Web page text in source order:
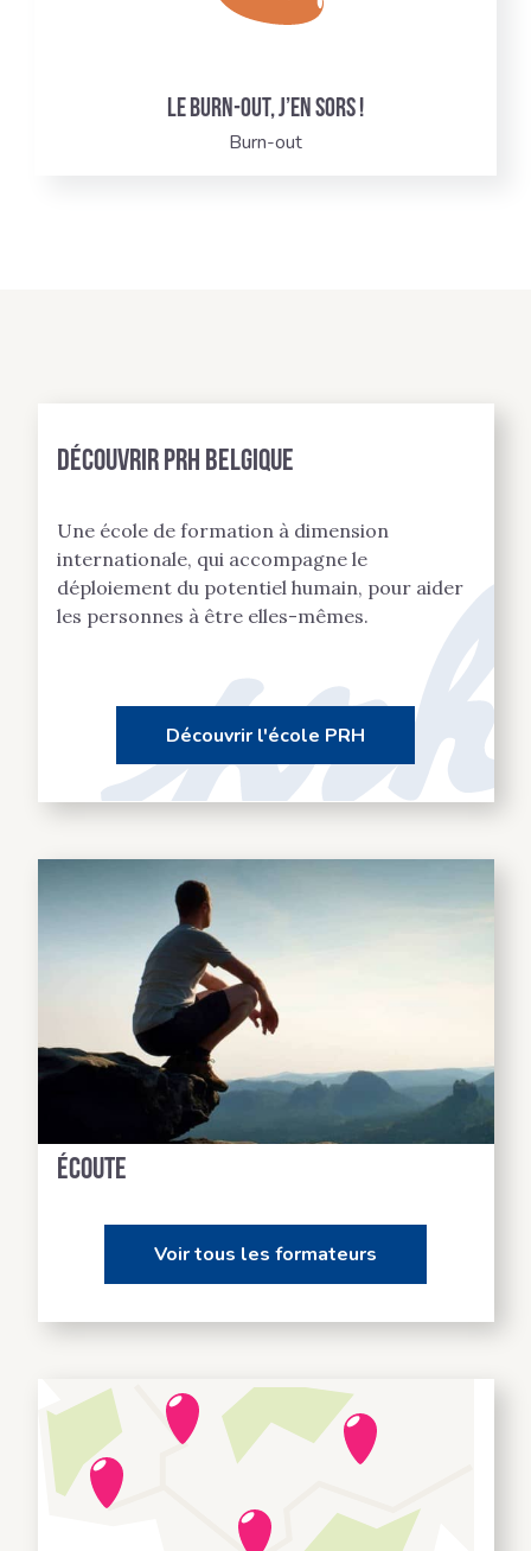
Le burn-out, j’en sors !
Burn-out
Découvrir PRH BELGIQUE
Une école de formation à dimension
internationale, qui accompagne le
déploiement du potentiel humain, pour aider
les personnes à être elles-mêmes.
Découvrir l'école PRH
Des formateurs à votre
écoute
Voir tous les formateurs